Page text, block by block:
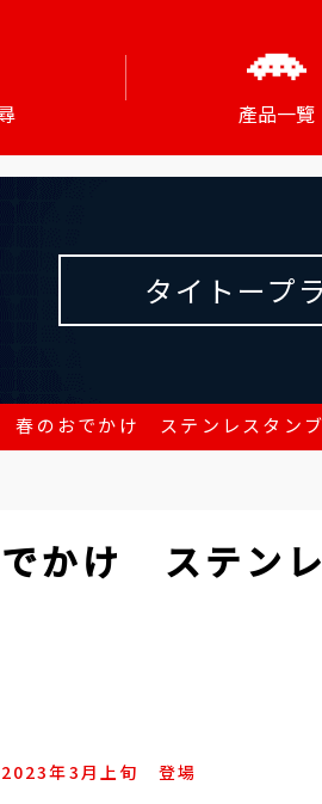
產品一覽
タイトープ
のおでかけ ステンレスタンブ
かけ ステン
2023年3月上旬 登場